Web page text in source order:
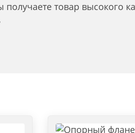
товар высокого